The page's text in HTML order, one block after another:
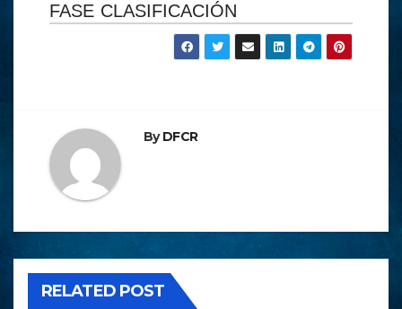
FASE CLASIFICACIÓN
ByDFCR
RELATED POST